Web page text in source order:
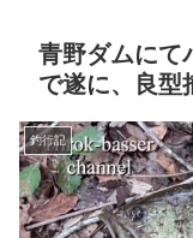
青野ダムに
で遂に、良型
釣行記